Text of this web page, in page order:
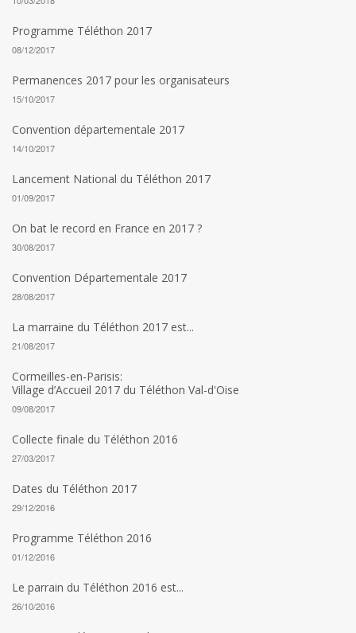
Programme Téléthon 2017
08/12/2017
Permanences 2017 pour les organisateurs
15/10/2017
Convention départementale 2017
14/10/2017
Lancement National du Téléthon 2017
01/09/2017
On bat le record en France en 2017 ?
30/08/2017
Convention Départementale 2017
28/08/2017
La marraine du Téléthon 2017 est...
21/08/2017
Cormeilles-en-Parisis:
Village d’Accueil 2017 du Téléthon Val-d'Oise
09/08/2017
Collecte finale du Téléthon 2016
27/03/2017
Dates du Téléthon 2017
29/12/2016
Programme Téléthon 2016
01/12/2016
Le parrain du Téléthon 2016 est...
26/10/2016